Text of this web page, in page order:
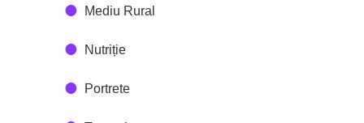
Mediu Rural
Nutriție
Portrete